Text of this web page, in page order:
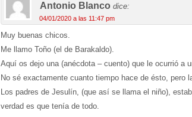
Antonio Blanco dice:
04/01/2020 a las 11:47 pm
Muy buenas chicos.
Me llamo Toño (el de Barakaldo).
Aquí os dejo una (anécdota – cuento) que le ocurrió a
No sé exactamente cuanto tiempo hace de ésto, pero
Los padres de Jesulín, (que así se llama el niño),
verdad es que tenía de todo.